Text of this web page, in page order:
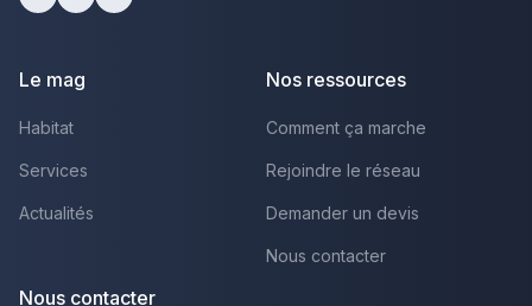
Le mag
Habitat
Services
Actualités
Nos ressources
Comment ça marche
Rejoindre le réseau
Demander un devis
Nous contacter
Nous contacter